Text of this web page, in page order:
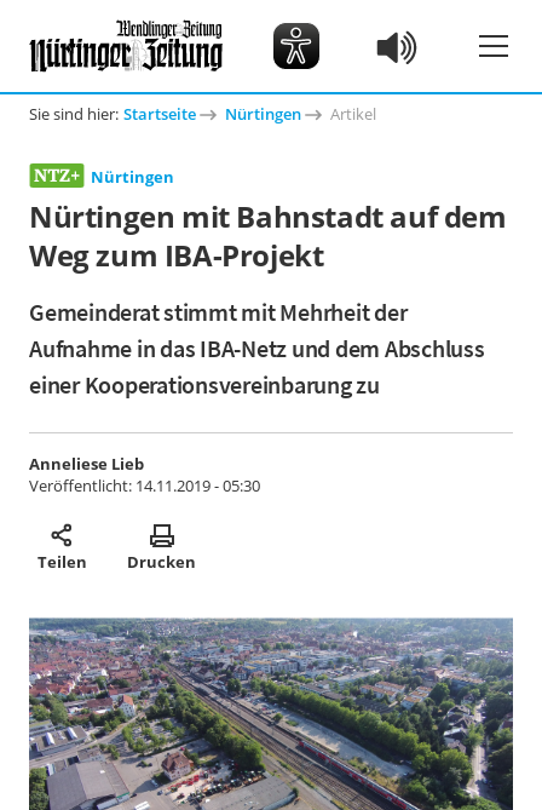
Sie sind hier: Startseite Nürtingen Artikel
Nürtingen
Nürtingen mit Bahnstadt auf dem
Weg zum IBA-Projekt
Gemeinderat stimmt mit Mehrheit der
Aufnahme in das IBA-Netz und dem Abschluss
einer Kooperationsvereinbarung zu
Anneliese Lieb
Veröffentlicht: 14.11.2019 - 05:30
Teilen Drucken